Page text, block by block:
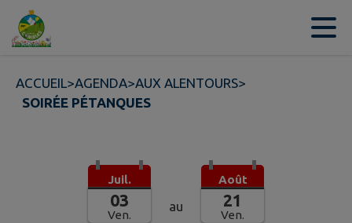
Contenu
ACCUEIL>AGENDA>AUX ALENTOURS>
SOIRÉE PÉTANQUES
Juil.
03
Ven.
au
Août
21
Ven.